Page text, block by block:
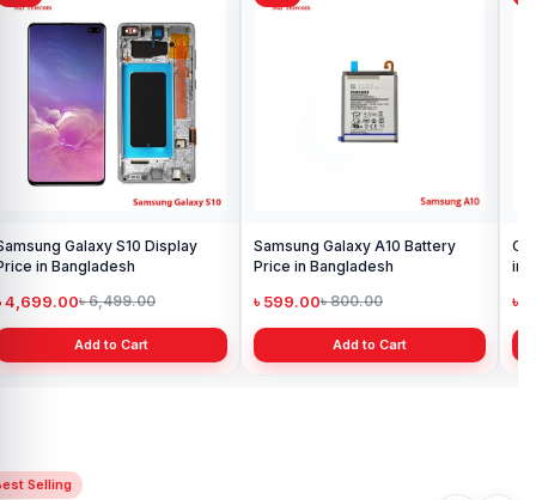
Galaxy S10 Display
in Bangladesh
4,699.00৳ 6,499.00
Add to Cart
Samsung Galaxy A10 Battery
Price in Bangladesh
৳ 599.00৳ 800.00
Add to Cart
in
৳
Selling